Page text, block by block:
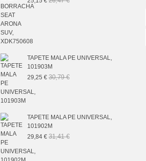
TAPETE MALA PE UNIVERSAL,
101903M
29,25 € 30,79 €
TAPETE MALA PE UNIVERSAL,
101902M
29,84 € 31,41 €